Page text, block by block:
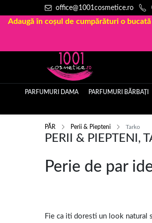
office@1001cosmetice.ro
Adaugă în coșul de cumpărături o bucată
PARFUMURI DAMA PARFUMURI BĂRBAȚI
PĂR Perii & Piepteni Tarko
PERII & PIEPTENI,
Perie de par
Fie ca iti doresti un look natural